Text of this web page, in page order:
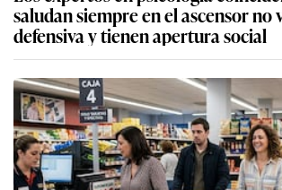
saludan siempre en el ascensor no
defensiva y tienen apertura social